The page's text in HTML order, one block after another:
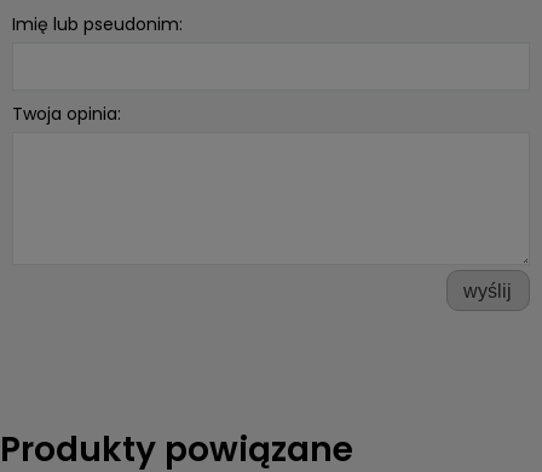
Imię lub pseudonim:
Twoja opinia:
wyślij
Produkty powiązane